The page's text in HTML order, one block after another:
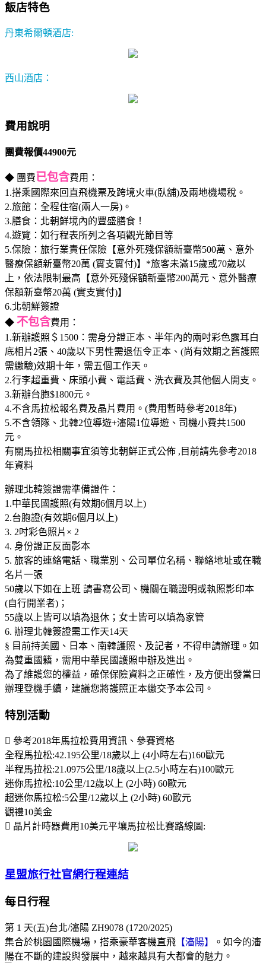
飯店特色
丹東希爾頓酒店:
西山酒店：
費用說明
團費報價44900元
◆ 團費已包含費用：
1.搭乘國際來回直飛機票及跨境火車(臥舖)及兩地機場稅。
2.旅館：全程住宿(兩人一房)。
3.膳食：北朝鮮境內的豐盛膳食！
4.遊覽：如行程表所列之各項觀光節目等
5.保險：旅行業責任保險【意外死殘保額新臺幣500萬、意外
醫療保額新臺幣20萬 (實支實付)】*旅客未滿15歲或70歲以
上，依法限制最高【意外死殘保額新臺幣200萬元、意外醫療
保額新臺幣20萬 (實支實付)】
6.北朝鮮簽證
◆ 不包含費用：
1.新辦護照＄1500：需身分證正本、半年內的兩吋彩色露耳白
底相片2張、40歲以下男性需退伍令正本、(尚有效期之舊護照
需繳驗)效期十年，需五個工作天。
2.行李超重費、床頭小費、電話費、洗衣費及其他個人開支。
3.新辦台胞$1800元。
4.不含馬拉松報名費及晶片費用。(費用暫時參考2018年)
5.不含領隊、北韓2位導遊+瀋陽1位導遊、司機小費共1500
元。
有關馬拉松相關事宜須等北朝鮮正式公佈 ,目前請先參考2018
年資料
辦理北韓簽證需準備證件：
1.中華民國護照(有效期6個月以上)
2.台胞證(有效期6個月以上)
3. 2吋彩色照片× 2
4. 身份證正反面影本
5. 旅客的連絡電話、職業別、公司單位名稱、聯絡地址或在職
名片一張
50歲以下如在上班 請書寫公司、機關在職證明或執照影印本
(自行開業者)；
55歲以上皆可以填為退休；女士皆可以填為家管
6. 辦理北韓簽證需工作天14天
§ 目前持美國、日本、南韓護照、及記者，不得申請辦理。如
為雙重國籍，需用中華民國護照申辦及進出。
為了維護您的權益，確保保險資料之正確性，及方便出發當日
辦理登機手續，建議您將護照正本繳交予本公司。
特別活動
 參考2018年馬拉松費用資訊、參賽資格
全程馬拉松:42.195公里/18歲以上 (4小時左右)160歐元
半程馬拉松:21.0975公里/18歲以上(2.5小時左右)100歐元
迷你馬拉松:10公里/12歲以上 (2小時) 60歐元
超迷你馬拉松:5公里/12歲以上 (2小時) 60歐元
觀禮10美金
 晶片計時器費用10美元平壤馬拉松比賽路線圖:
星盟旅行社官網行程連結
每日行程
第 1 天(五)台北/瀋陽 ZH9078 (1720/2025)
集合於桃園國際機場，搭乘豪華客機直飛 【瀋陽】
。如今的瀋
陽在不斷的建設與發展中，越來越具有大都會的魅力。